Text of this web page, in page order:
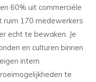
60% uit commerciële
170 medewerkers
echt te bewaken. Je
en culturen binnen
intern
te